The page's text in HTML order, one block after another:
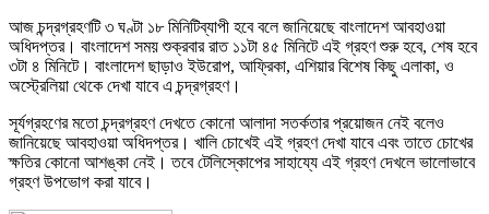
আজ চন্দ্রগ্রহণটি ৩ ঘণ্টা ১৮ মিনিটিব্যাপী হবে বলে জানিয়েছে বাংলাদেশ আবহাওয়া
অধিদপ্তর। বাংলাদেশ সময় শুক্রবার রাত ১১টা ৪৫ মিনিটে এই গ্রহণ শুরু হবে, শেষ হবে
৩টা ৪ মিনিটে। বাংলাদেশ ছাড়াও ইউরোপ, আফ্রিকা, এশিয়ার বিশেষ কিছু এলাকা, ও
অস্ট্রেলিয়া থেকে দেখা যাবে এ চন্দ্রগ্রহণ।
সূর্যগ্রহণের মতো চন্দ্রগ্রহণ দেখতে কোনো আলাদা সতর্কতার প্রয়োজন নেই বলেও
জানিয়েছে আবহাওয়া অধিদপ্তর। খালি চোখেই এই গ্রহণ দেখা যাবে এবং তাতে চোখের
ক্ষতির কোনো আশঙ্কা নেই। তবে টেলিস্কোপের সাহায্যে এই গ্রহণ দেখলে ভালোভাবে
গ্রহণ উপভোগ করা যাবে।